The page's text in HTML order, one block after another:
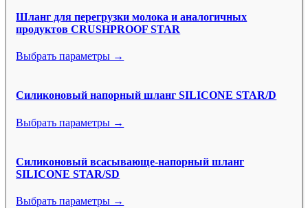
Шланг для перегрузки молока и аналогичных
продуктов CRUSHPROOF STAR
Выбрать параметры →
Силиконовый напорный шланг SILICONE STAR/D
Выбрать параметры →
Силиконовый всасывающе-напорный шланг
SILICONE STAR/SD
Выбрать параметры →